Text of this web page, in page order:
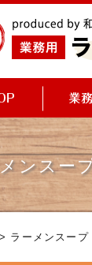
ンスー
> ラーメンスープ